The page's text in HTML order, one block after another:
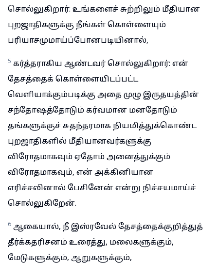
சொல்லுகிறார்: உங்களைச் சுற்றிலும் மீதியான
புறஜாதிகளுக்கு நீங்கள் கொள்ளையும்
பரியாசமுமாய்ப்போனபடியினால்,
5 கர்த்தராகிய ஆண்டவர் சொல்லுகிறார்: என்
தேசத்தைக் கொள்ளையிடப்பட்ட
வெளியாக்கும்படிக்கு அதை முழு இருதயத்தின்
சந்தோஷத்தோடும் கர்வமான மனதோடும்
தங்களுக்குச் சுதந்தரமாக நியமித்துக்கொண்ட
புறஜாதிகளில் மீதியானவர்களுக்கு
விரோதமாகவும் ஏதோம் அனைத்துக்கும்
விரோதமாகவும், என் அக்கினியான
எரிச்சலினால் பேசினேன் என்று நிச்சயமாய்ச்
சொல்லுகிறேன்.
6 ஆகையால், நீ இஸ்ரவேல் தேசத்தைக்குறித்துத்
தீர்க்கதரிசனம் உரைத்து, மலைகளுக்கும்,
மேடுகளுக்கும், ஆறுகளுக்கும்,